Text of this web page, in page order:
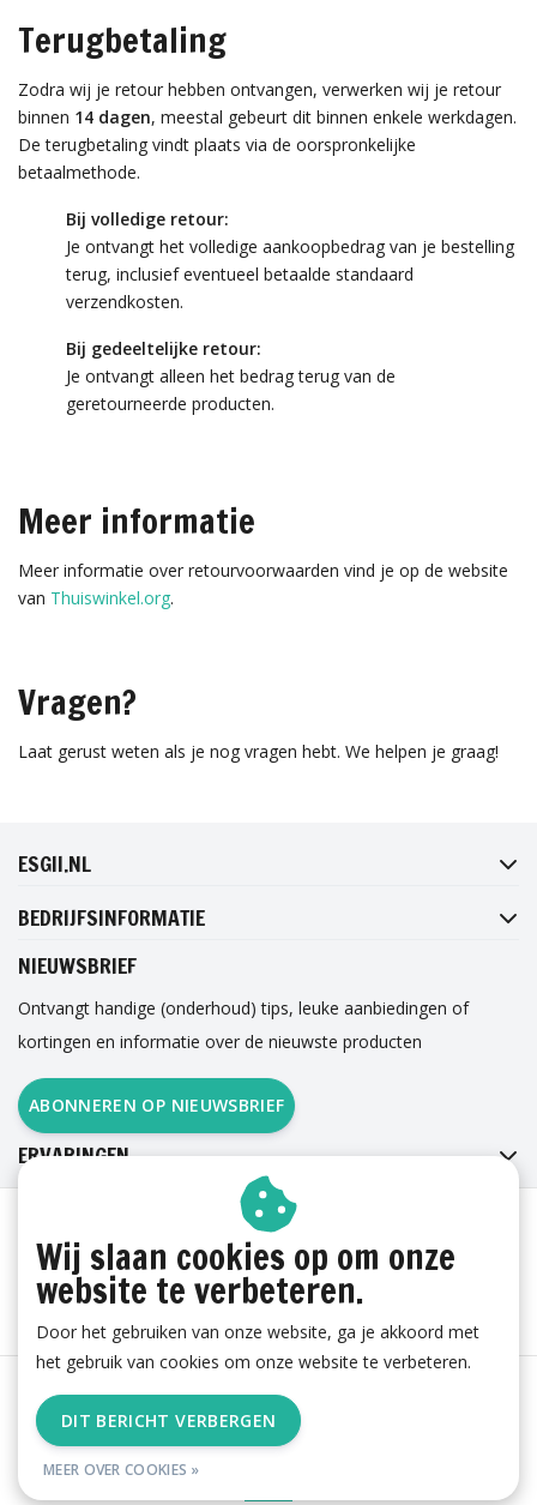
Terugbetaling
Zodra wij je retour hebben ontvangen, verwerken wij je retour
binnen 14 dagen, meestal gebeurt dit binnen enkele werkdagen.
De terugbetaling vindt plaats via de oorspronkelijke
betaalmethode.
Bij volledige retour:
Je ontvangt het volledige aankoopbedrag van je bestelling
terug, inclusief eventueel betaalde standaard
verzendkosten.
Bij gedeeltelijke retour:
Je ontvangt alleen het bedrag terug van de
geretourneerde producten.
Meer informatie
Meer informatie over retourvoorwaarden vind je op de website
van Thuiswinkel.org.
Vragen?
Laat gerust weten als je nog vragen hebt. We helpen je graag!
ESGII.NL
BEDRIJFSINFORMATIE
NIEUWSBRIEF
Ontvangt handige (onderhoud) tips, leuke aanbiedingen of
kortingen en informatie over de nieuwste producten
ABONNEREN OP NIEUWSBRIEF
ERVARINGEN
Algemene voorwaarden | Cookies
RSS Feed
© Copyright 2026 - esgii.nl | Realisatie
Wij slaan cookies op om onze
website te verbeteren.
Door het gebruiken van onze website, ga je akkoord met
het gebruik van cookies om onze website te verbeteren.
DIT BERICHT VERBERGEN
MEER OVER COOKIES »